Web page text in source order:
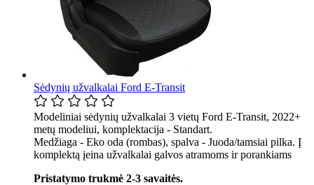
Sėdynių užvalkalai Ford E-Transit
Modeliniai sėdynių užvalkalai 3 vietų Ford E-Transit, 2022+
metų modeliui, komplektacija - Standart.
Medžiaga - Eko oda (rombas), spalva - Juoda/tamsiai pilka. Į
komplektą įeina užvalkalai galvos atramoms ir porankiams
Pristatymo trukmė 2-3 savaitės.